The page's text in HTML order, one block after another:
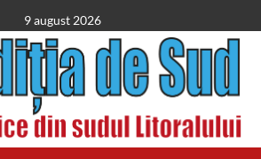
9 august 2026